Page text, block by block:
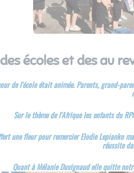
écoles et des au
de l'école était animée. Parents, grand-
Sur le thème de l'Afrique les enfants du
une fleur pour remercier Elodie Lepianko
réussite
Quant à Mélanie Duvignaud elle quitte